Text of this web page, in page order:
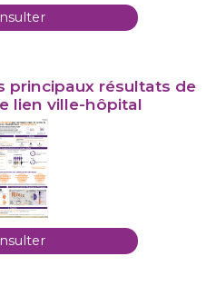
principaux résultats de
lien ville-hôpital